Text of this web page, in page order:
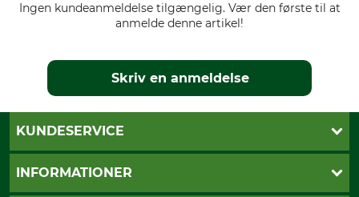
Ingen kundeanmeldelse tilgængelig. Vær den første til at
anmelde denne artikel!
Skriv en anmeldelse
KUNDESERVICE
Kontakt
INFORMATIONER